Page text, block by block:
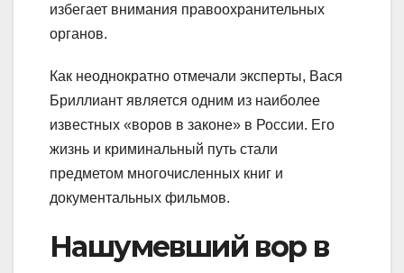
избегает внимания правоохранительных
органов.
Как неоднократно отмечали эксперты, Вася
Бриллиант является одним из наиболее
известных «воров в законе» в России. Его
жизнь и криминальный путь стали
предметом многочисленных книг и
документальных фильмов.
Нашумевший вор в